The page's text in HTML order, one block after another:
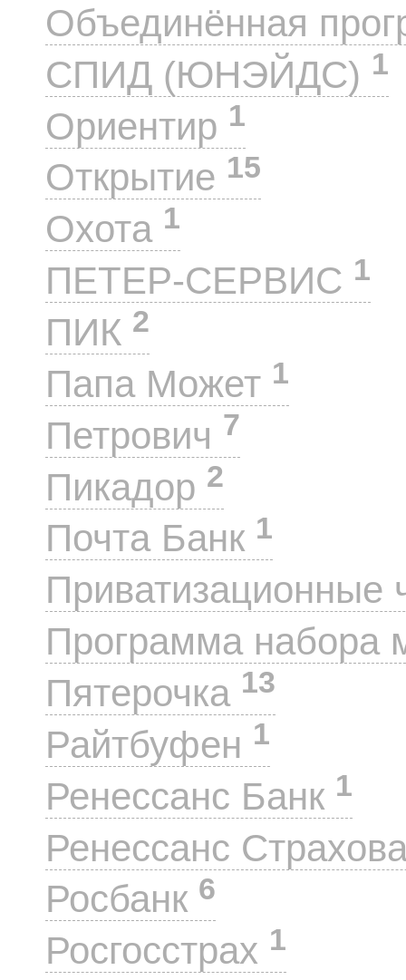
Объединённая
СПИД (ЮНЭЙДС) 1
Ориентир 1
Открытие 15
Охота 1
ПЕТЕР-СЕРВИС 1
ПИК 2
Папа Может 1
Петрович 7
Пикадор 2
Почта Банк 1
Приватизационные
Программа набора
Пятерочка 13
Райтбуфен 1
Ренессанс Банк 1
Ренессанс
Росбанк 6
Росгосстрах 1